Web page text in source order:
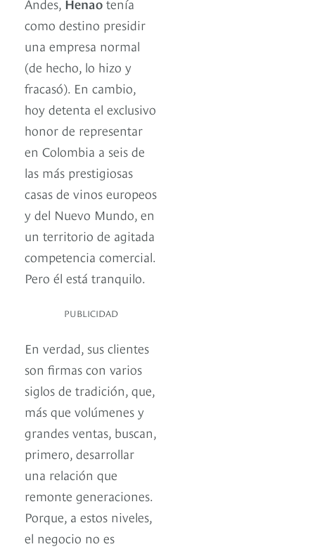
como destino presidir
una empresa normal
(de hecho, lo hizo y
fracasó). En cambio,
hoy detenta el exclusivo
honor de representar
en Colombia a seis de
las más prestigiosas
casas de vinos europeos
y del Nuevo Mundo, en
un territorio de agitada
competencia comercial.
Pero él está tranquilo.
PUBLICIDAD
En verdad, sus clientes
son firmas con varios
siglos de tradición, que,
más que volúmenes y
grandes ventas, buscan,
primero, desarrollar
una relación que
remonte generaciones.
Porque, a estos niveles,
el negocio no es